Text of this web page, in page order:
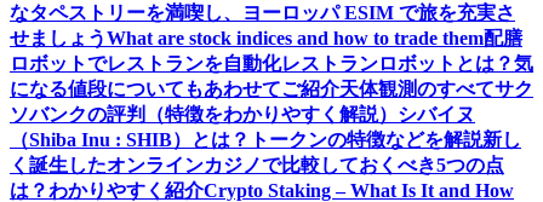
なタペストリーを満喫し、ヨーロッパ ESIM で旅を充実さ
せましょうWhat are stock indices and how to trade them配膳
ロボットでレストランを自動化レストランロボットとは？気
になる値段についてもあわせてご紹介天体観測のすべてサク
ソバンクの評判（特徴をわかりやすく解説） シバイヌ
（Shiba Inu : SHIB）とは？トークンの特徴などを解説新し
く誕生したオンラインカジノで比較しておくべき5つの点
は？わかりやすく紹介Crypto Staking – What Is It and How